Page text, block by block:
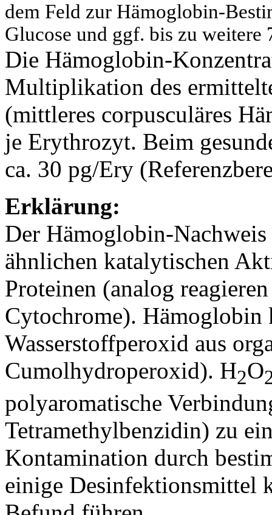
dem Feld zur Hämoglobin-
Glucose und ggf. bis zu weitere
Die Hämoglobin-
Multiplikation des
(mittleres corpusculäres
je Erythrozyt. Beim
ca. 30 pg/Ery
Erklärung:
Der Hämoglobin-
ähnlichen katalytischen
Proteinen (analog
Cytochrome). Hämoglobin
Wasserstoffperoxid aus
Cumolhydroperoxid). H2O
polyaromatische
Tetramethylbenzidin) zu
Kontamination durch
einige Desinfektionsmittel